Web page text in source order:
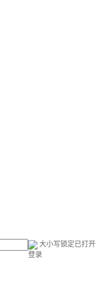
大小写锁定已打开
登录